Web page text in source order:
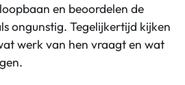
en beoordelen de
ongunstig. Tegelijkertijd kijken
werk van hen vraagt en wat